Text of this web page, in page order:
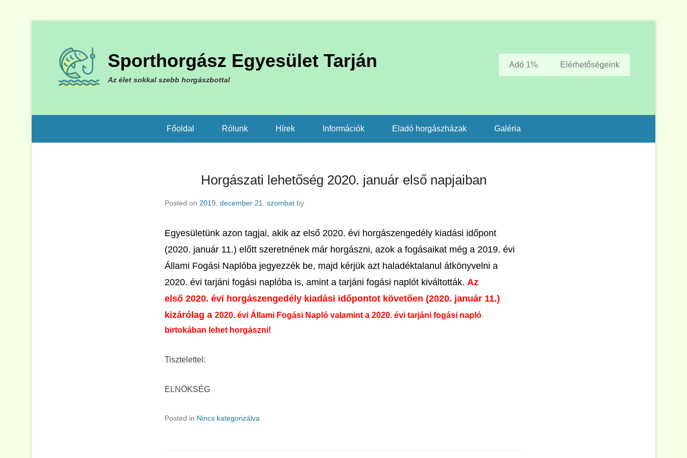
Sporthorgász Egyesület Tarján
Az élet sokkal szebb horgászbottal
Adó 1% Elérhetőségeink
Főoldal Rólunk Hírek Információk Eladó horgászházak Galéria
Horgászati lehetőség 2020. január első napjaiban
Posted on 2019. december 21. szombat by
Egyesületünk azon tagjai, akik az első 2020. évi horgászengedély kiadási időpont
(2020. január 11.) előtt szeretnének már horgászni, azok a fogásaikat még a 2019. évi
Állami Fogási Naplóba jegyezzék be, majd kérjük azt haladéktalanul átkönyvelni a
2020. évi tarjáni fogási naplóba is, amint a tarjáni fogási naplót kiváltották. Az
első 2020. évi horgászengedély kiadási időpontot követően (2020. január 11.)
kizárólag a 2020. évi Állami Fogási Napló valamint a 2020. évi tarjáni fogási napló
birtokában lehet horgászni!
Tisztelettel:
ELNÖKSÉG
Posted in Nincs kategorizálva